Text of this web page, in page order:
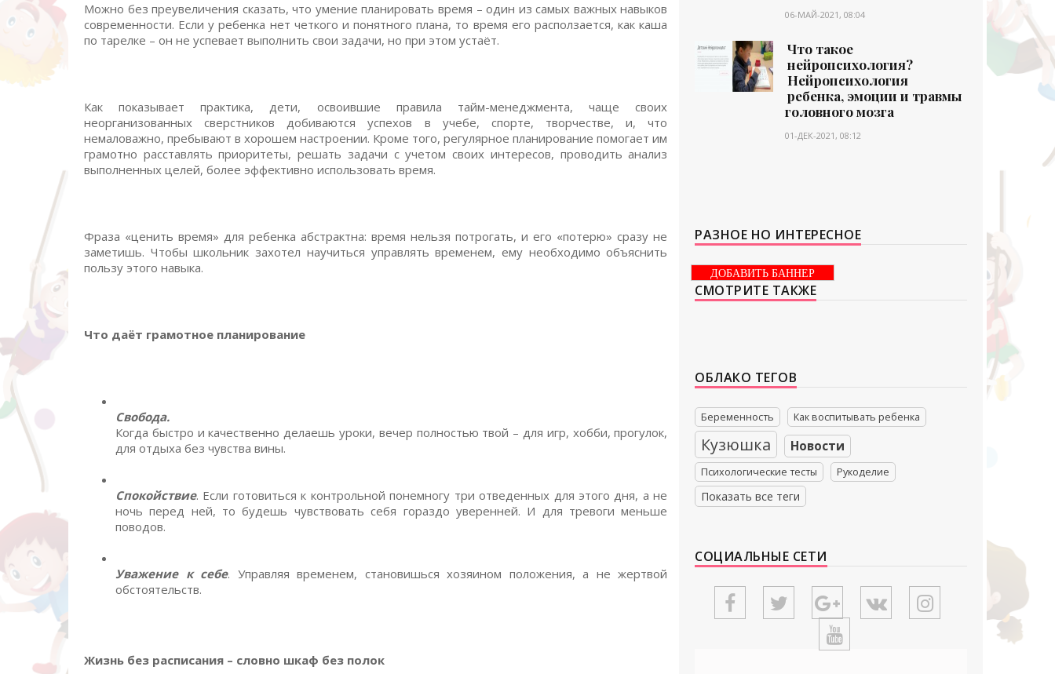
Можно без преувеличения сказать, что умение планировать время – один из самых важных навыков
современности. Если у ребенка нет четкого и понятного плана, то время его расползается, как каша
по тарелке – он не успевает выполнить свои задачи, но при этом устаёт.
Как показывает практика, дети, освоившие правила тайм-менеджмента, чаще своих
неорганизованных сверстников добиваются успехов в учебе, спорте, творчестве, и, что
немаловажно, пребывают в хорошем настроении. Кроме того, регулярное планирование помогает им
грамотно расставлять приоритеты, решать задачи с учетом своих интересов, проводить анализ
выполненных целей, более эффективно использовать время.
Фраза «ценить время» для ребенка абстрактна: время нельзя потрогать, и его «потерю» сразу не
заметишь. Чтобы школьник захотел научиться управлять временем, ему необходимо объяснить
пользу этого навыка.
Что даёт грамотное планирование
Свобода.
Когда быстро и качественно делаешь уроки, вечер полностью твой – для игр, хобби, прогулок,
для отдыха без чувства вины.
Спокойствие. Если готовиться к контрольной понемногу три отведенных для этого дня, а не
ночь перед ней, то будешь чувствовать себя гораздо уверенней. И для тревоги меньше
поводов.
Уважение к себе. Управляя временем, становишься хозяином положения, а не жертвой
обстоятельств.
Жизнь без расписания – словно шкаф без полок
06-МАЙ-2021, 08:04
Что такое
нейропсихология?
Нейропсихология
ребенка, эмоции и травмы
головного мозга
01-ДЕК-2021, 08:12
РАЗНОЕ НО ИНТЕРЕСНОЕ
ДОБАВИТЬ БАННЕР
СМОТРИТЕ ТАКЖЕ
ОБЛАКО ТЕГОВ
Беременность Как воспитывать ребенка
Кузюшка Новости
Психологические тесты Рукоделие
Показать все теги
СОЦИАЛЬНЫЕ СЕТИ